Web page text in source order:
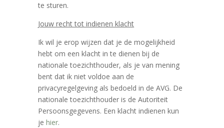
te sturen.
Jouw recht tot indienen klacht
Ik wil je erop wijzen dat je de mogelijkheid
hebt om een klacht in te dienen bij de
nationale toezichthouder, als je van mening
bent dat ik niet voldoe aan de
privacyregelgeving als bedoeld in de AVG. De
nationale toezichthouder is de Autoriteit
Persoonsgegevens. Een klacht indienen kun
jehier.